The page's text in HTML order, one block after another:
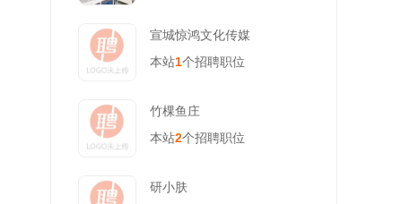
宣城惊鸿文化传媒
本站1个招聘职位
竹棵鱼庄
本站2个招聘职位
研小肤